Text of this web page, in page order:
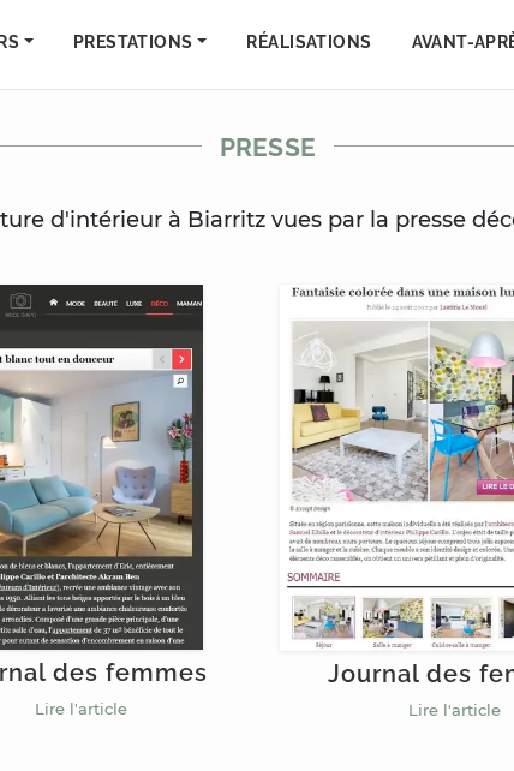
PRESTATIONS RÉALISATIONS AVANT-
PRESSE
d'intérieur à Biarritz vues par la presse
des femmes
Lire l'article
Journal des
Lire l'article